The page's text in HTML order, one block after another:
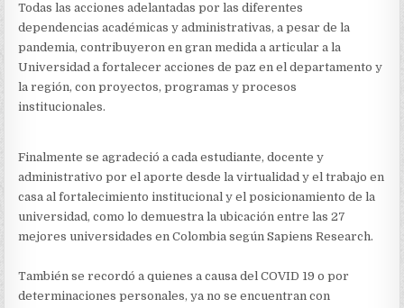
Todas las acciones adelantadas por las diferentes
dependencias académicas y administrativas, a pesar de la
pandemia, contribuyeron en gran medida a articular a la
Universidad a fortalecer acciones de paz en el departamento y
la región, con proyectos, programas y procesos
institucionales.
Finalmente se agradeció a cada estudiante, docente y
administrativo por el aporte desde la virtualidad y el trabajo en
casa al fortalecimiento institucional y el posicionamiento de la
universidad, como lo demuestra la ubicación entre las 27
mejores universidades en Colombia según Sapiens Research.
También se recordó a quienes a causa del COVID 19 o por
determinaciones personales, ya no se encuentran con